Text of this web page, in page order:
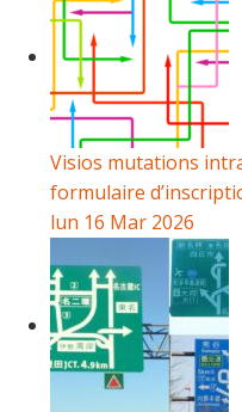
Visios mutations
formulaire
lun 16 Mar 2026